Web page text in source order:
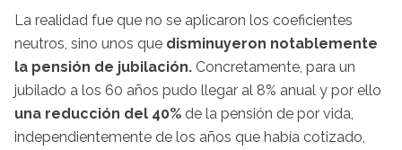
La realidad fue que no se aplicaron los coeficientes
neutros, sino unos que disminuyeron notablemente
la pensión de jubilación. Concretamente, para un
jubilado a los 60 años pudo llegar al 8% anual y por ello
una reducción del 40% de la pensión de por vida,
independientemente de los años que había cotizado,